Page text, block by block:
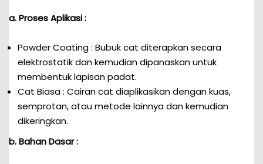
a. Proses Aplikasi :
Powder Coating : Bubuk cat diterapkan secara
elektrostatik dan kemudian dipanaskan untuk
membentuk lapisan padat.
Cat Biasa : Cairan cat diaplikasikan dengan kuas,
semprotan, atau metode lainnya dan kemudian
dikeringkan.
b. Bahan Dasar :